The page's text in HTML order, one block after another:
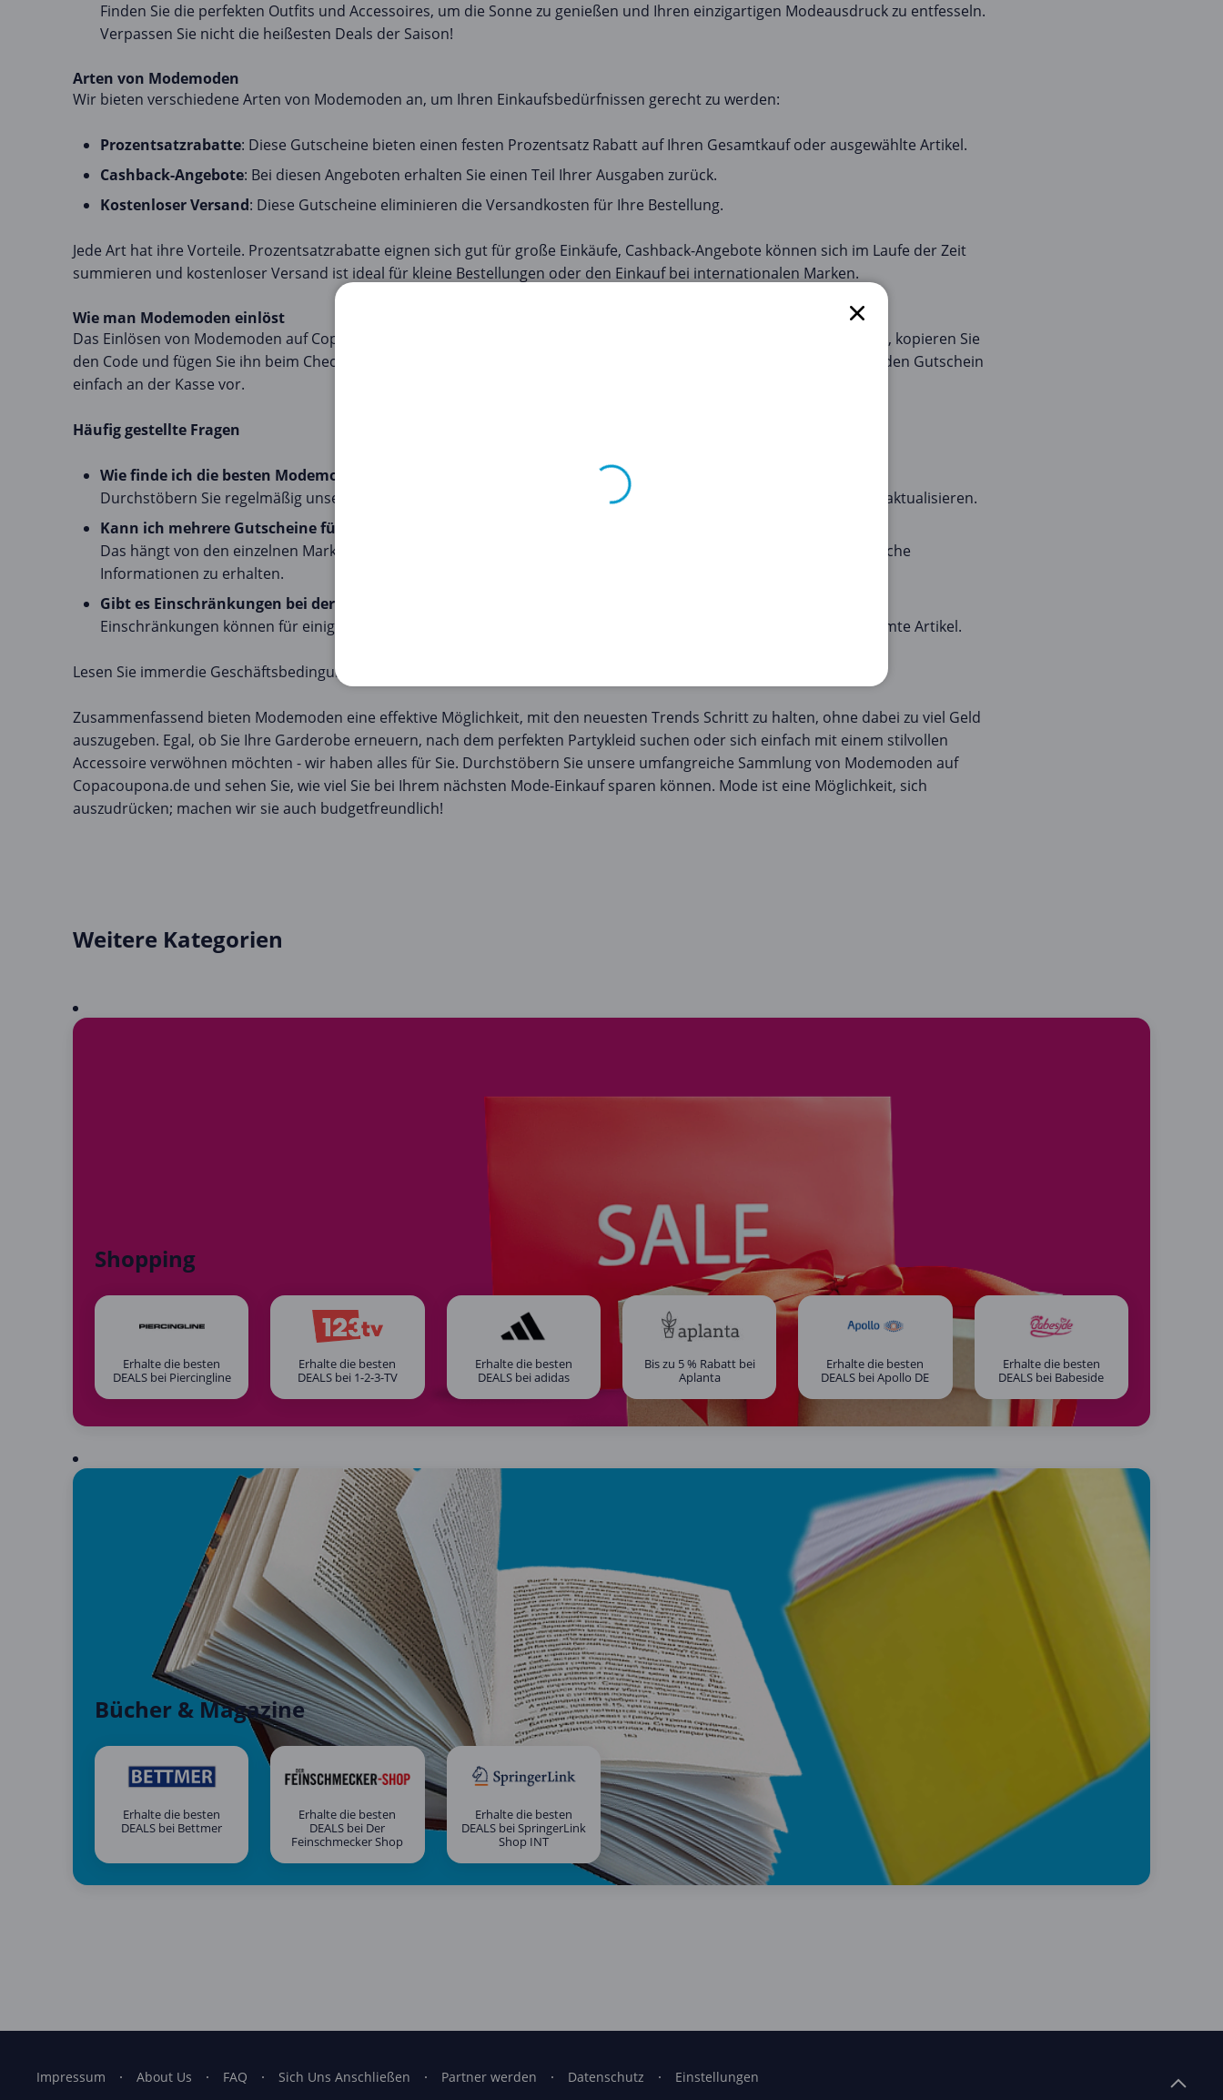
Finden Sie die perfekten Outfits und Accessoires, um die Sonne zu genießen und Ihren einzigartigen Modeausdruck zu entfesseln.
Verpassen Sie nicht die heißesten Deals der Saison!
Arten von Modemoden
Wir bieten verschiedene Arten von Modemoden an, um Ihren Einkaufsbedürfnissen gerecht zu werden:
Prozentsatzrabatte: Diese Gutscheine bieten einen festen Prozentsatz Rabatt auf Ihren Gesamtkauf oder ausgewählte Artikel.
Cashback-Angebote: Bei diesen Angeboten erhalten Sie einen Teil Ihrer Ausgaben zurück.
Kostenloser Versand: Diese Gutscheine eliminieren die Versandkosten für Ihre Bestellung.
Jede Art hat ihre Vorteile. Prozentsatzrabatte eignen sich gut für große Einkäufe, Cashback-Angebote können sich im Laufe der Zeit
summieren und kostenloser Versand ist ideal für kleine Bestellungen oder den Einkauf bei internationalen Marken.
Wie man Modemoden einlöst
Das Einlösen von Modemoden auf Copacoupona.de ist einfach. Klicken Sie auf den Gutschein, der Ihnen ins Auge sticht, kopieren Sie
den Code und fügen Sie ihn beim Checkout auf der Website der Marke ein. Wenn Sie im Geschäft einkaufen, zeigen Sie den Gutschein
einfach an der Kasse vor.
Häufig gestellte Fragen
Wie finde ich die besten Modemoden?
Durchstöbern Sie regelmäßig unsere Kategorieseite, da wir unsere Angebote ständig mit den besten Modemoden aktualisieren.
Kann ich mehrere Gutscheine für einen Kauf verwenden?
Das hängt von den einzelnen Marken ab. Überprüfen Sie immer die Geschäftsbedingungen des Gutscheins, um solche
Informationen zu erhalten.
Gibt es Einschränkungen bei der Verwendung von Modemoden?
Einschränkungen können für einige Gutscheine gelten, wie z. B. Mindestbestellwerte oder Gültigkeit nur für bestimmte Artikel.
Lesen Sie immerdie Geschäftsbedingungen des Gutscheins.
Zusammenfassend bieten Modemoden eine effektive Möglichkeit, mit den neuesten Trends Schritt zu halten, ohne dabei zu viel Geld
auszugeben. Egal, ob Sie Ihre Garderobe erneuern, nach dem perfekten Partykleid suchen oder sich einfach mit einem stilvollen
Accessoire verwöhnen möchten - wir haben alles für Sie. Durchstöbern Sie unsere umfangreiche Sammlung von Modemoden auf
Copacoupona.de und sehen Sie, wie viel Sie bei Ihrem nächsten Mode-Einkauf sparen können. Mode ist eine Möglichkeit, sich
auszudrücken; machen wir sie auch budgetfreundlich!
Weitere Kategorien
Shopping
Erhalte die besten
DEALS bei Piercingline
Erhalte die besten
DEALS bei 1-2-3-TV
Erhalte die besten
DEALS bei adidas
Bis zu 5 % Rabatt bei
Aplanta
Erhalte die besten
DEALS bei Apollo DE
Erhalte die besten
DEALS bei Babeside
Bücher & Magazine
Erhalte die besten
DEALS bei Bettmer
Erhalte die besten
DEALS bei Der
Feinschmecker Shop
Erhalte die besten
DEALS bei SpringerLink
Shop INT
Impressum About Us FAQ Sich Uns Anschließen Partner werden Datenschutz Einstellungen